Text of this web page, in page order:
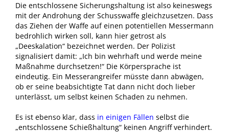
Die entschlossene Sicherungshaltung ist also keineswegs
mit der Androhung der Schusswaffe gleichzusetzen. Dass
das Ziehen der Waffe auf einen potentiellen Messermann
bedrohlich wirken soll, kann hier getrost als
„Deeskalation“ bezeichnet werden. Der Polizist
signalisiert damit: „Ich bin wehrhaft und werde meine
Maßnahme durchsetzen!“ Die Körpersprache ist
eindeutig. Ein Messerangreifer müsste dann abwägen,
ob er seine beabsichtigte Tat dann nicht doch lieber
unterlässt, um selbst keinen Schaden zu nehmen.
Es ist ebenso klar, dass in einigen Fällen selbst die
„entschlossene Schießhaltung“ keinen Angriff verhindert.